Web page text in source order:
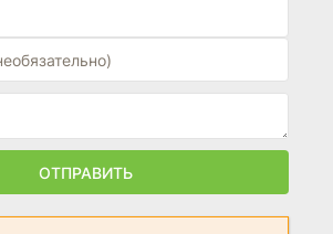
2
ОТПРАВИТЬ